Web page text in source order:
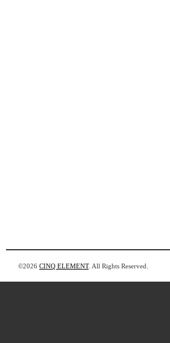
©2026 CINQ ELEMENT. All Rights Reserved.